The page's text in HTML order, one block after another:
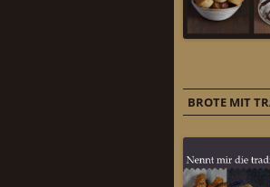
BROTE MIT